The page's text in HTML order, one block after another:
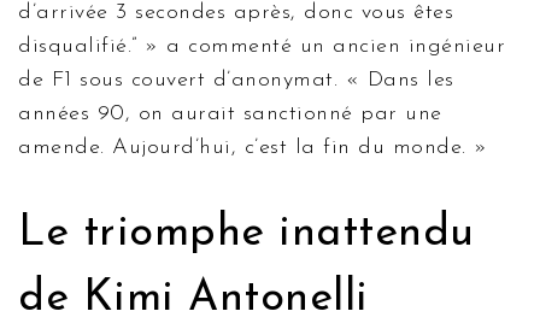
d’arrivée 3 secondes après, donc vous êtes
disqualifié.” » a commenté un ancien ingénieur
de F1 sous couvert d’anonymat. « Dans les
années 90, on aurait sanctionné par une
amende. Aujourd’hui, c’est la fin du monde. »
Le triomphe inattendu
de Kimi Antonelli